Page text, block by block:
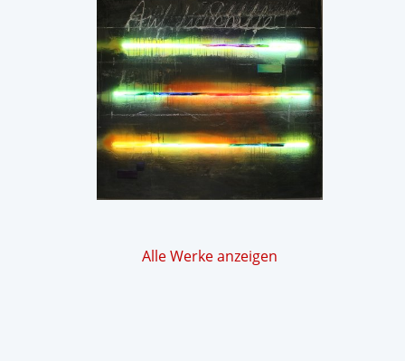
Alle Werke anzeigen